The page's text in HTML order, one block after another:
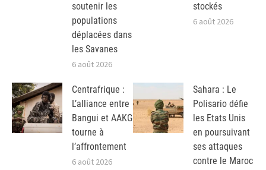
soutenir les
populations
déplacées dans
les Savanes
6 août 2026
stockés
6 août 2026
Centrafrique :
L’alliance entre
Bangui et AAKG
tourne à
l’affrontement
6 août 2026
Sahara : Le
Polisario défie
les Etats Unis
en poursuivant
ses attaques
contre le Maroc